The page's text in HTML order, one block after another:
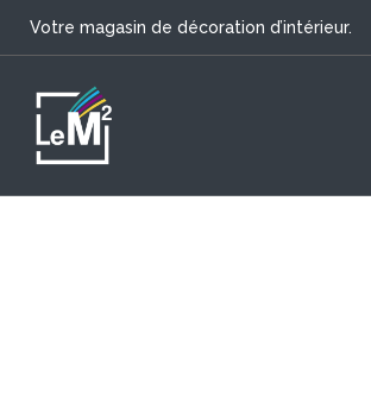
Votre magasin de décoration d’intérieur.